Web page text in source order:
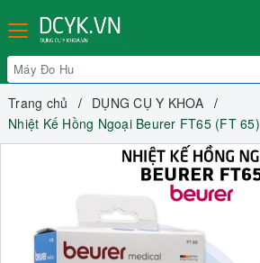
Trang chủ
DỤNG CỤ Y KHOA
Nhiệt Kế Hồng Ngoại Beurer FT65 (FT 65)